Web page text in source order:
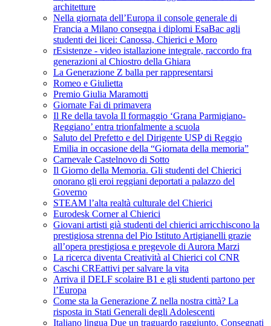
architetture
Nella giornata dell’Europa il console generale di
Francia a Milano consegna i diplomi EsaBac agli
studenti dei licei: Canossa, Chierici e Moro
rEsistenze - video istallazione integrale, raccordo fra
generazioni al Chiostro della Ghiara
La Generazione Z balla per rappresentarsi
Romeo e Giulietta
Premio Giulia Maramotti
Giornate Fai di primavera
Il Re della tavola Il formaggio ‘Grana Parmigiano-
Reggiano’ entra trionfalmente a scuola
Saluto del Prefetto e del Dirigente USP di Reggio
Emilia in occasione della “Giornata della memoria”
Carnevale Castelnovo di Sotto
Il Giorno della Memoria. Gli studenti del Chierici
onorano gli eroi reggiani deportati a palazzo del
Governo
STEAM l’alta realtà culturale del Chierici
Eurodesk Corner al Chierici
Giovani artisti già studenti del chierici arricchiscono la
prestigiosa strenna del Pio Istituto Artigianelli grazie
all’opera prestigiosa e pregevole di Aurora Marzi
La ricerca diventa Creatività al Chierici col CNR
Caschi CREattivi per salvare la vita
Arriva il DELF scolaire B1 e gli studenti partono per
l’Europa
Come sta la Generazione Z nella nostra città? La
risposta in Stati Generali degli Adolescenti
Italiano lingua Due un traguardo raggiunto. Consegnati